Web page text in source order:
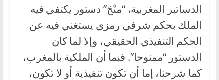
الدساتير المغربية، “منْحَ” دستور يكتفي فيه
الملك بحكم شرفي رمزي يستغني فيه عن
الحكم التنفيذي الحقيقي، وإلا لما كان
الدستور “ممنوحا”. فبما أن الملكية بالمغرب،
كما شرحنا، إما أن تكون تنفيذية أو لا تكون،